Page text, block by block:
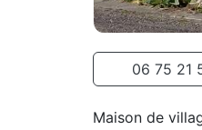
06 75 21
Maison de